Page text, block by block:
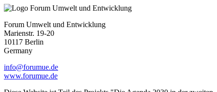
Forum Umwelt und Entwicklung
Marienstr. 19-20
10117 Berlin
Germany
info@forumue.de
www.forumue.de